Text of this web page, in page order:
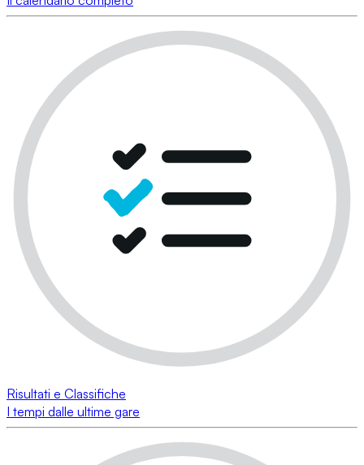
Risultati e Classifiche
I tempi dalle ultime gare